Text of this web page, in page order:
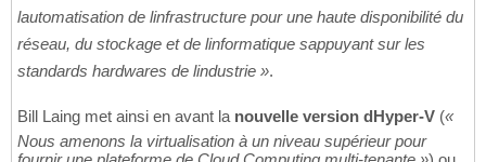
lautomatisation de linfrastructure pour une haute disponibilité du
réseau, du stockage et de linformatique sappuyant sur les
standards hardwares de lindustrie ».
Bill Laing met ainsi en avant la nouvelle version dHyper-V («
Nous amenons la virtualisation à un niveau supérieur pour